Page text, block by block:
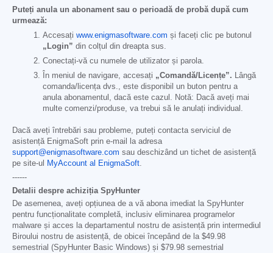
Puteți anula un abonament sau o perioadă de probă după cum
urmează:
Accesați www.enigmasoftware.com și faceți clic pe butonul
„Login” din colțul din dreapta sus.
Conectați-vă cu numele de utilizator și parola.
În meniul de navigare, accesați „Comandă/Licențe”. Lângă
comanda/licența dvs., este disponibil un buton pentru a
anula abonamentul, dacă este cazul. Notă: Dacă aveți mai
multe comenzi/produse, va trebui să le anulați individual.
Dacă aveți întrebări sau probleme, puteți contacta serviciul de
asistență EnigmaSoft prin e-mail la adresa
support@enigmasoftware.com sau deschizând un tichet de asistență
pe site-ul
MyAccount al EnigmaSoft.
------
Detalii despre achiziția SpyHunter
De asemenea, aveți opțiunea de a vă abona imediat la SpyHunter
pentru funcționalitate completă, inclusiv eliminarea programelor
malware și acces la departamentul nostru de asistență prin intermediul
Biroului nostru de asistență, de obicei începând de la $49.98
semestrial (SpyHunter Basic Windows) și $79.98 semestrial